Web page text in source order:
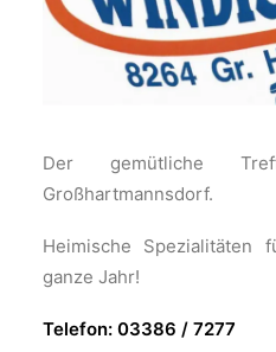
Der gemütliche
Großhartmannsdorf.
Heimische Spezialitäten
ganze Jahr!
Telefon: 03386 / 7277